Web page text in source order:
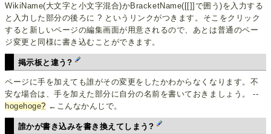
WikiName(大文字と小文字混合)かBracketName([[]]で囲う)を入力する
と入力した部分の後ろに ? というリンクがつきます。そこをクリック
すると新しいページの編集画面が用意されるので、あとは普通のペー
ジ変更と同様に書き込むことができます。
掲示板と違う?
ページに手を加えても誰がその変更をしたかわからなくなります。不
安な場合は、手を加えた部分に自分の名前を書いておきましょう。 --
hogehoge? ←こんなかんじで。
誰かが書き込みを書き換えてしまう?